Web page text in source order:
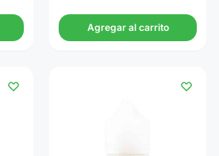
Agregar al carrito